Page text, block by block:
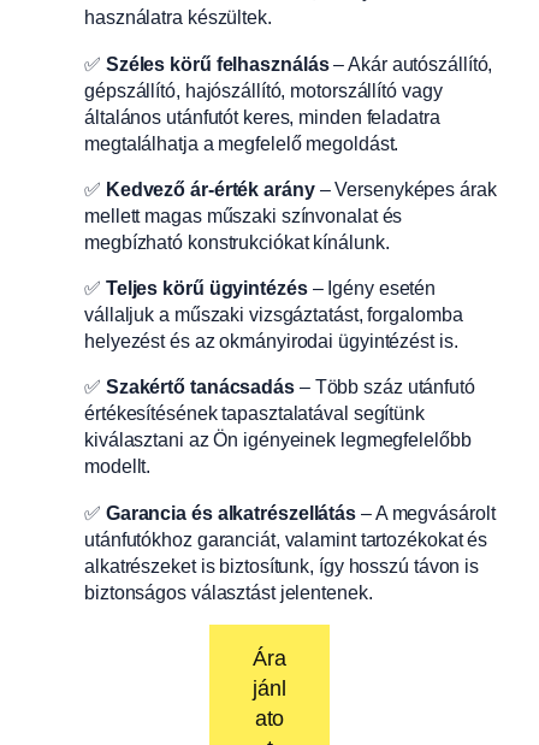
használatra készültek.
✅ Széles körű felhasználás– Akár autószállító,
gépszállító, hajószállító, motorszállító vagy
általános utánfutót keres, minden feladatra
megtalálhatja a megfelelő megoldást.
✅ Kedvező ár-érték arány– Versenyképes árak
mellett magas műszaki színvonalat és
megbízható konstrukciókat kínálunk.
✅ Teljes körű ügyintézés– Igény esetén
vállaljuk a műszaki vizsgáztatást, forgalomba
helyezést és az okmányirodai ügyintézést is.
✅ Szakértő tanácsadás– Több száz utánfutó
értékesítésének tapasztalatával segítünk
kiválasztani az Ön igényeinek legmegfelelőbb
modellt.
✅ Garancia és alkatrészellátás – A megvásárolt
utánfutókhoz garanciát, valamint tartozékokat és
alkatrészeket is biztosítunk, így hosszú távon is
biztonságos választást jelentenek.
Ára
jánl
ato